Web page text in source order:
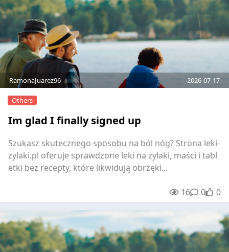
RamonaJuarez96 2026-07-17
Im glad I finally signed up
Others
Szukasz skutecznego sposobu na ból nóg? Strona leki-
zylaki.pl oferuje sprawdzone leki na żylaki, maści i tabl
etki bez recepty, które likwidują obrzęki...
16 00 0